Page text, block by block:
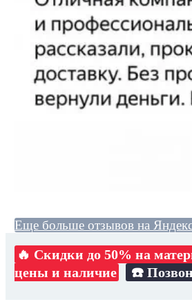
Еще больше отзывов на
🔥 Скидки до 50% на
цены и наличие
☎️